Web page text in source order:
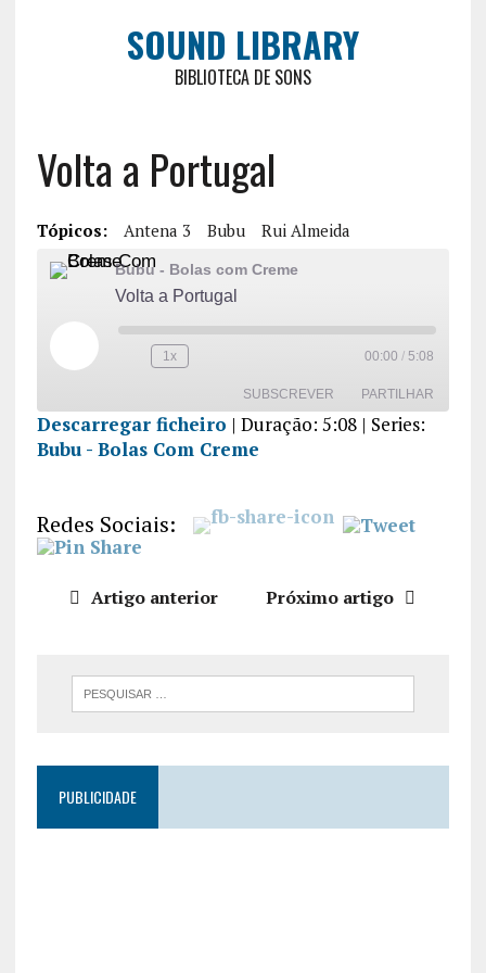
SOUND LIBRARY
BIBLIOTECA DE SONS
Volta a Portugal
Tópicos: Antena 3 Bubu Rui Almeida
Bubu - Bolas com Creme
Volta a Portugal
1x 00:00 / 5:08
SUBSCREVER PARTILHAR
PARTILHA
INCORPO
RAR
Descarregar ficheiro | Duração: 5:08| Series:
Bubu - Bolas Com Creme
Redes Sociais:
Artigo anterior Próximo artigo
PUBLICIDADE